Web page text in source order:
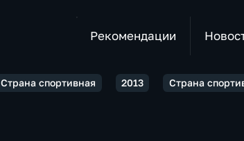
Рекомендации
Страна спортивная 2013 Страна